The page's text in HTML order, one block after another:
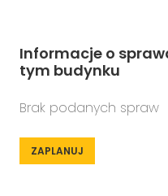
Informacje o
tym budynku
Brak podanych spraw
ZAPLANUJ